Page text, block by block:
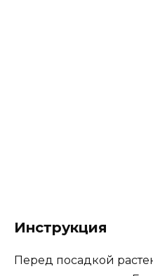
Инструкция
Перед посадкой